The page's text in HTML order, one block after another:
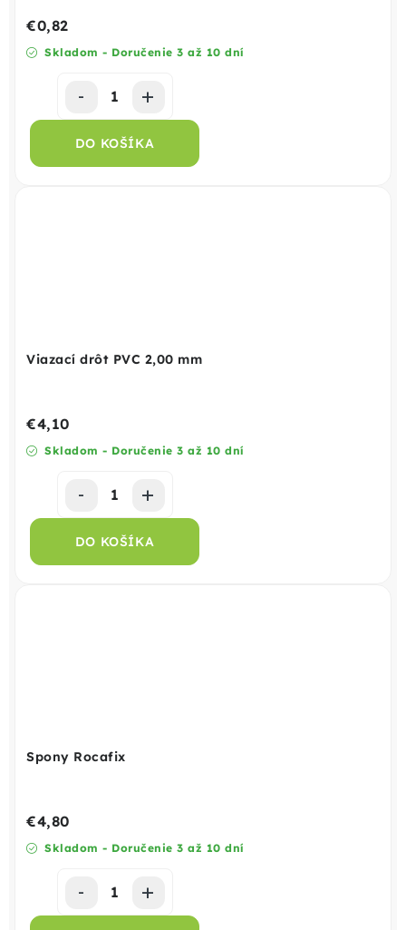
Skladom - Doručenie 3 až 10 dní
€0,82
DO KOŠÍKA
Viazací drôt PVC 2,00 mm
Skladom - Doručenie 3 až 10 dní
€4,10
DO KOŠÍKA
Spony Rocafix
Skladom - Doručenie 3 až 10 dní
€4,80